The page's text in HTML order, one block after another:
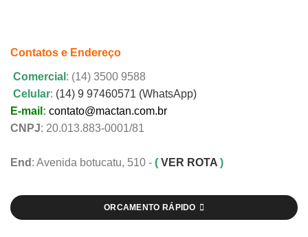
Contatos e Endereço
Comercial : (14) 3500 9588
Celular: (14) 9 97460571 (WhatsApp)
E-mail : contato@mactan.com.br
CNPJ: 20.013.883-0001/81
End : Avenida botucatu, 510 - ( VER ROTA )
ORCAMENTO RÁPIDO